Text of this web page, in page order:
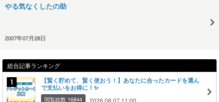
やる気なくしたの助
2007年07月28日
総合記事ランキング
【賢く貯めて、賢く使おう！】あなたに合ったカードを選ん
で支払いをお得に！✨
閲覧総数 16844 2026.08.07 11:00